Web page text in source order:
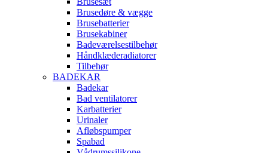
Brusedøre & vægge
Brusebatterier
Brusekabiner
Badeværelsestilbehør
Håndklæderadiatorer
Tilbehør
BADEKAR
Badekar
Bad ventilatorer
Karbatterier
Urinaler
Afløbspumper
Spabad